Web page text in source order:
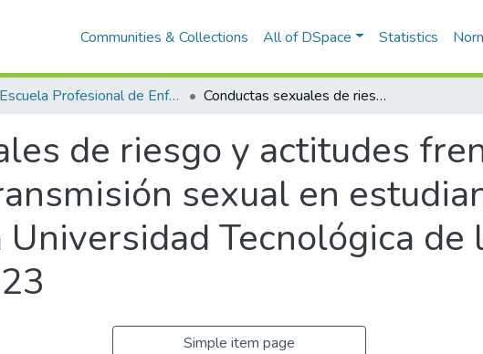
Communities & Collections All of DSpace Statistics
Escuela Profesional de Enfermería Conductas sexuales de riesgo y actitudes frente a las infecciones de transmisión sexual en estudiantes de enfermería de la Universidad Tecnológica de los Andes, Andahuaylas 2023
de riesgo y actitudes
sexual en
Tecnológica de
Simple item page